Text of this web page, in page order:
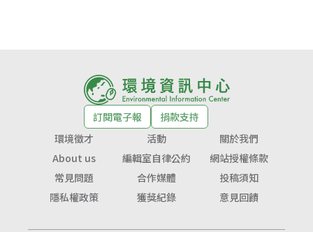
訂閱電子報
捐款支持
環境徵才
活動
關於我們
About us
編輯室自律公約
網站授權條款
常見問題
合作媒體
投稿須知
隱私權政策
獲獎紀錄 意見回饋